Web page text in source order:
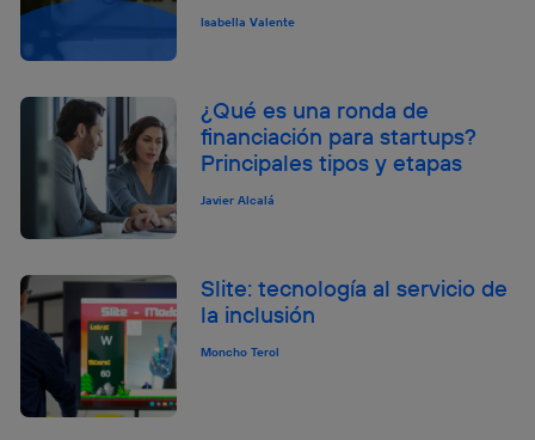
Isabella Valente
¿Qué es una ronda de
financiación para startups?
Principales tipos y etapas
Javier Alcalá
Slite: tecnología al servicio de
la inclusión
Moncho Terol